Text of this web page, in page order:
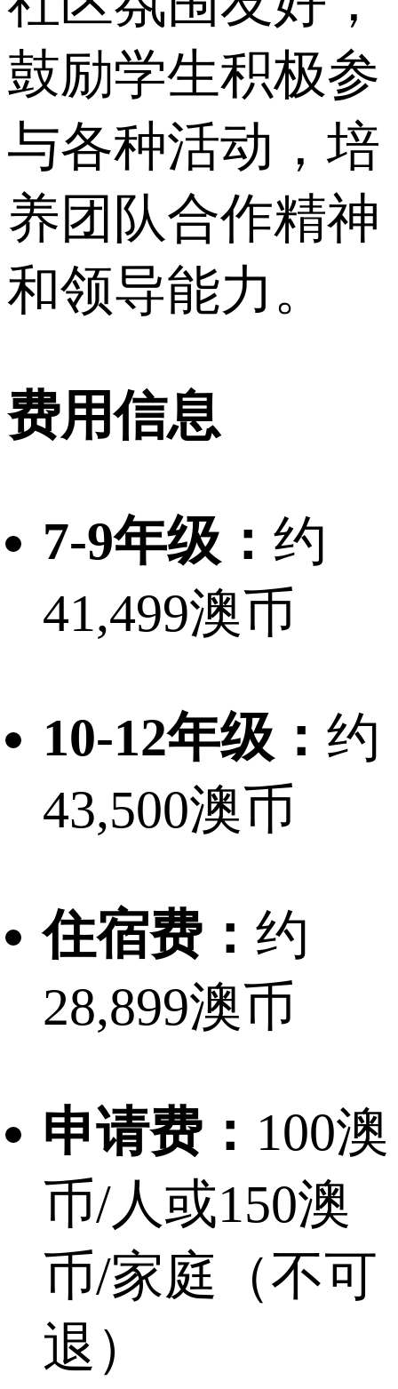
鼓励学生积极参
与各种活动，培
养团队合作精神
和领导能力。
费用信息
7-9年级： 约
41,499澳币
10-12年级： 约
43,500澳币
住宿费： 约
28,899澳币
申请费： 100澳
币/人或150澳
币/家庭（不可
退）